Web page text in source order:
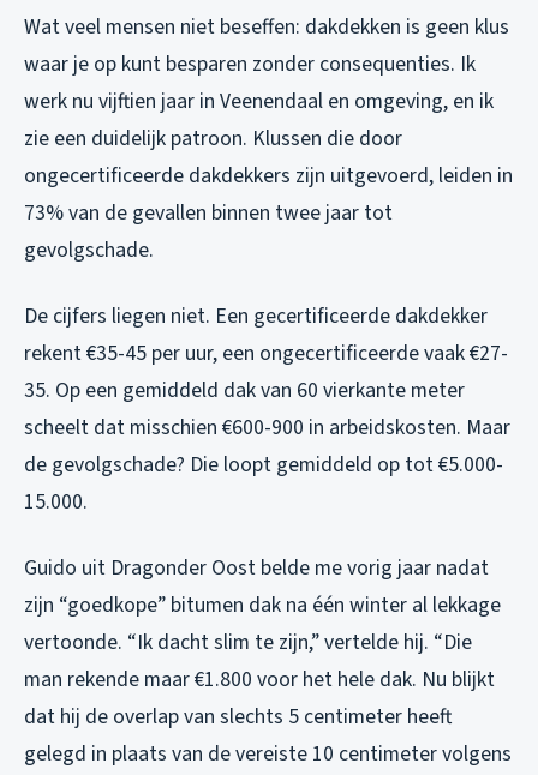
Wat veel mensen niet beseffen: dakdekken is geen klus
waar je op kunt besparen zonder consequenties. Ik
werk nu vijftien jaar in Veenendaal en omgeving, en ik
zie een duidelijk patroon. Klussen die door
ongecertificeerde dakdekkers zijn uitgevoerd, leiden in
73% van de gevallen binnen twee jaar tot
gevolgschade.
De cijfers liegen niet. Een gecertificeerde dakdekker
rekent €35-45 per uur, een ongecertificeerde vaak €27-
35. Op een gemiddeld dak van 60 vierkante meter
scheelt dat misschien €600-900 in arbeidskosten. Maar
de gevolgschade? Die loopt gemiddeld op tot €5.000-
15.000.
Guido uit Dragonder Oost belde me vorig jaar nadat
zijn “goedkope” bitumen dak na één winter al lekkage
vertoonde. “Ik dacht slim te zijn,” vertelde hij. “Die
man rekende maar €1.800 voor het hele dak. Nu blijkt
dat hij de overlap van slechts 5 centimeter heeft
gelegd in plaats van de vereiste 10 centimeter volgens